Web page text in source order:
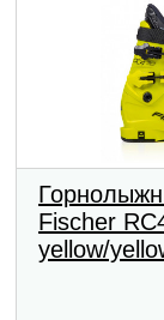
Fischer
yellow/